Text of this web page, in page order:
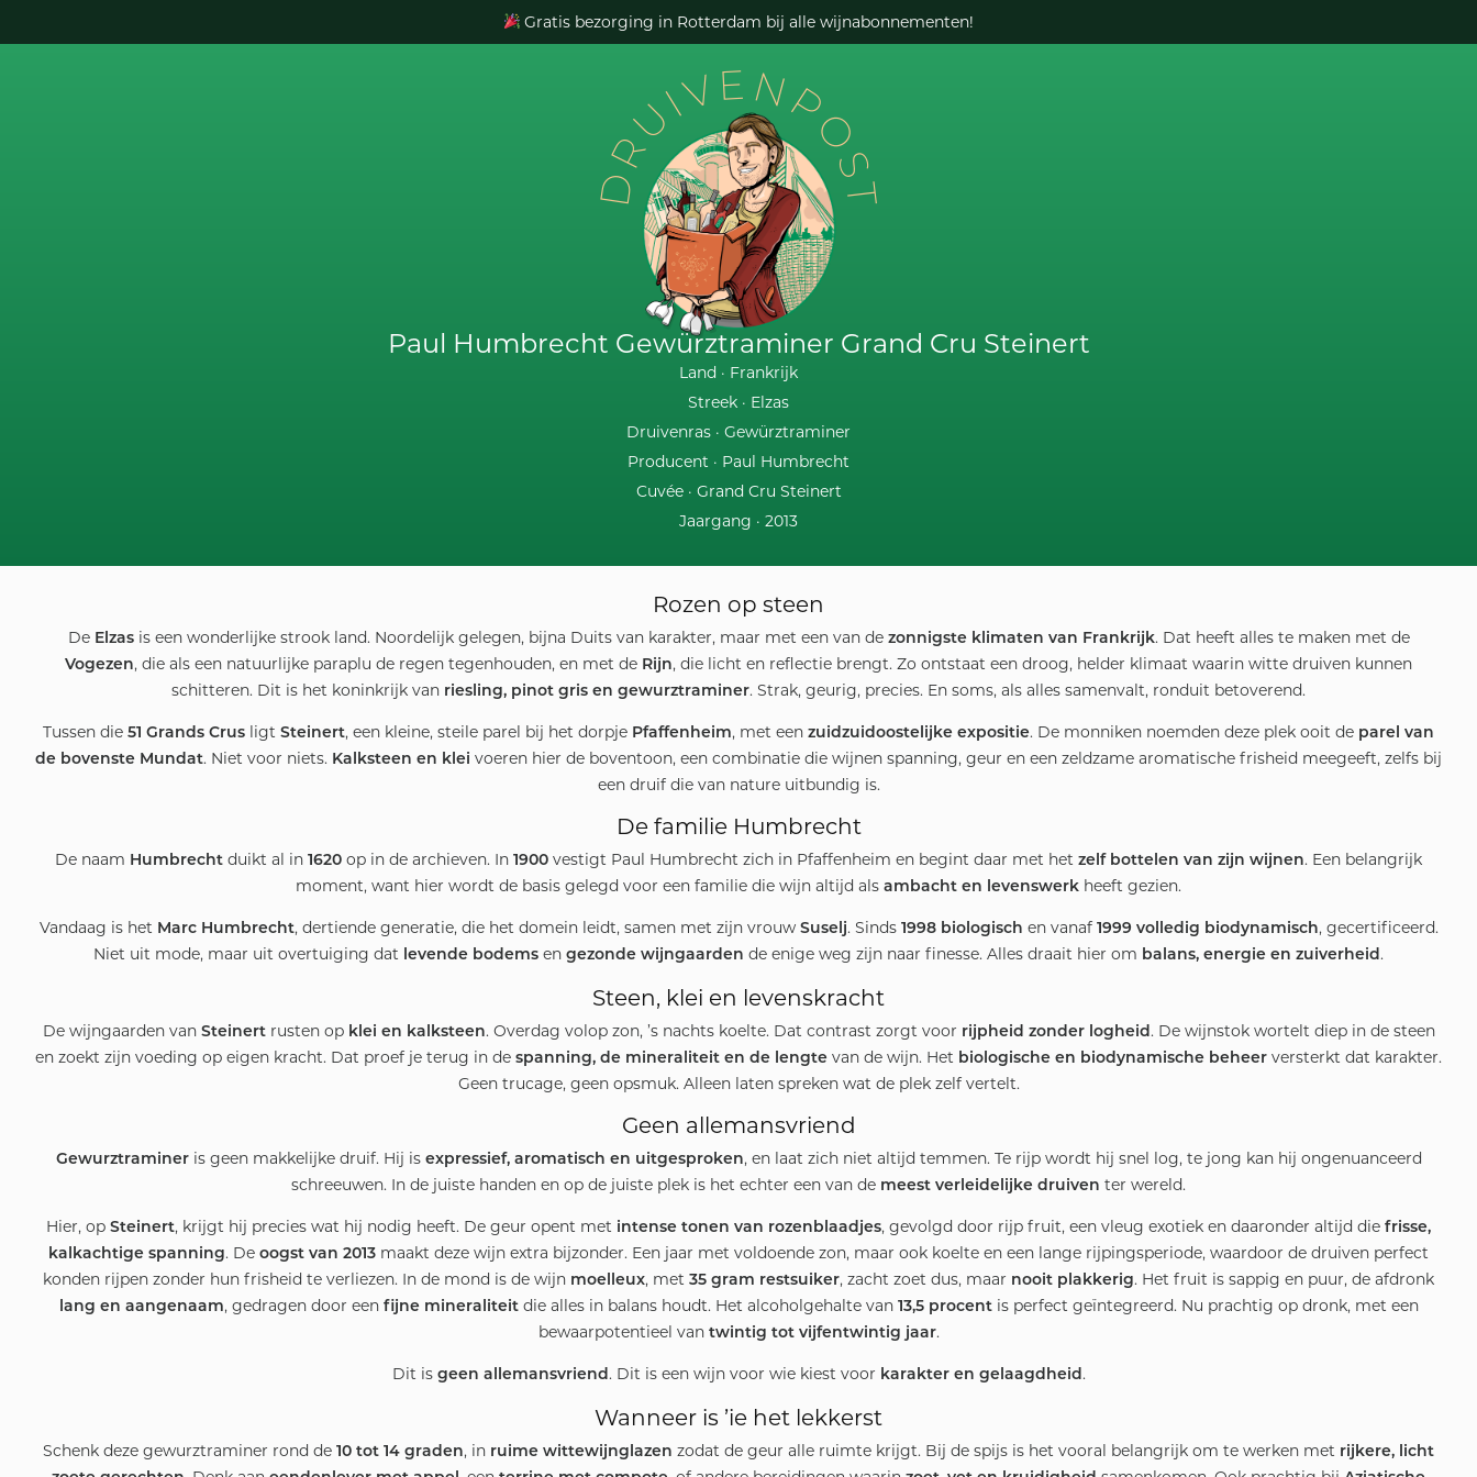
Gratis bezorging in Rotterdam bij alle wijnabonnementen!
DRUIVENPOST
Paul Humbrecht Gewürztraminer Grand Cru Steinert
Land · Frankrijk
Streek · Elzas
Druivenras · Gewürztraminer
Producent · Paul Humbrecht
Cuvée · Grand Cru Steinert
Jaargang · 2013
Rozen op steen
De Elzasis een wonderlijke strook land. Noordelijk gelegen, bijna Duits van karakter, maar met een van de zonnigste klimaten van Frankrijk. Dat heeft alles te maken met de
Vogezen, die als een natuurlijke paraplu de regen tegenhouden, en met de Rijn, die licht en reflectie brengt. Zo ontstaat een droog, helder klimaat waarin witte druiven kunnen
schitteren. Dit is het koninkrijk van riesling, pinot gris en gewurztraminer. Strak, geurig, precies. En soms, als alles samenvalt, ronduit betoverend.
Tussen die 51 Grands Crus ligt Steinert, een kleine, steile parel bij het dorpje Pfaffenheim, met een zuidzuidoostelijke expositie. De monniken noemden deze plek ooit de parel van
de bovenste Mundat. Niet voor niets. Kalksteen en klei voeren hier de boventoon, een combinatie die wijnen spanning, geur en een zeldzame aromatische frisheid meegeeft, zelfs bij
een druif die van nature uitbundig is.
De familie Humbrecht
De naam Humbrecht duikt al in 1620 op in de archieven. In 1900 vestigt Paul Humbrecht zich in Pfaffenheim en begint daar met het zelf bottelen van zijn wijnen. Een belangrijk
moment, want hier wordt de basis gelegd voor een familie die wijn altijd als ambacht en levenswerk heeft gezien.
Vandaag is het Marc Humbrecht, dertiende generatie, die het domein leidt, samen met zijn vrouw Suselj. Sinds 1998 biologisch en vanaf 1999 volledig biodynamisch, gecertificeerd.
Niet uit mode, maar uit overtuiging dat levende bodems en gezonde wijngaarden de enige weg zijn naar finesse. Alles draait hier om balans, energie en zuiverheid .
Steen, klei en levenskracht
De wijngaarden van Steinertrusten op klei en kalksteen. Overdag volop zon, ’s nachts koelte. Dat contrast zorgt voor rijpheid zonder logheid . De wijnstok wortelt diep in de steen
en zoekt zijn voeding op eigen kracht. Dat proef je terug in de spanning, de mineraliteit en de lengte van de wijn. Het biologische en biodynamische beheer versterkt dat karakter.
Geen trucage, geen opsmuk. Alleen laten spreken wat de plek zelf vertelt.
Geen allemansvriend
Gewurztramineris geen makkelijke druif. Hij is expressief, aromatisch en uitgesproken, en laat zich niet altijd temmen. Te rijp wordt hij snel log, te jong kan hij ongenuanceerd
schreeuwen. In de juiste handen en op de juiste plek is het echter een van de meest verleidelijke druiven ter wereld.
Hier, op Steinert, krijgt hij precies wat hij nodig heeft. De geur opent met intense tonen van rozenblaadjes, gevolgd door rijp fruit, een vleug exotiek en daaronder altijd die frisse,
kalkachtige spanning. De oogst van 2013 maakt deze wijn extra bijzonder. Een jaar met voldoende zon, maar ook koelte en een lange rijpingsperiode, waardoor de druiven perfect
konden rijpen zonder hun frisheid te verliezen. In de mond is de wijn moelleux, met 35 gram restsuiker, zacht zoet dus, maar nooit plakkerig. Het fruit is sappig en puur, de afdronk
lang en aangenaam, gedragen door een fijne mineraliteitdie alles in balans houdt. Het alcoholgehalte van 13,5 procentis perfect geïntegreerd. Nu prachtig op dronk, met een
bewaarpotentieel van twintig tot vijfentwintig jaar.
Dit is geen allemansvriend . Dit is een wijn voor wie kiest voor karakter en gelaagdheid .
Wanneer is ’ie het lekkerst
Schenk deze gewurztraminer rond de 10 tot 14 graden, in ruime wittewijnglazen zodat de geur alle ruimte krijgt. Bij de spijs is het vooral belangrijk om te werken met rijkere, licht